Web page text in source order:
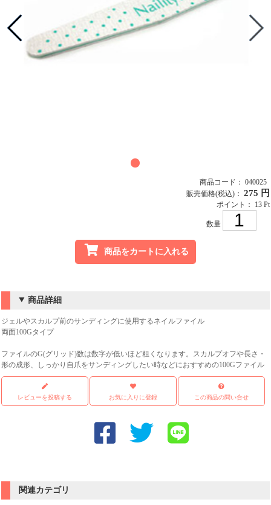
商品コード： 040025
販売価格(税込)： 275 円
ポイント： 13 Pt
数量
商品をカートに入れる
商品詳細
ジェルやスカルプ前のサンディングに使用するネイルファイル
両面100Gタイプ
ファイルのG(グリッド)数は数字が低いほど粗くなります。スカルプオフや長さ・
形の成形、しっかり自爪をサンディングしたい時などにおすすめの100Gファイル
レビューを投稿する お気に入りに登録 この商品の問い合せ
関連カテゴリ